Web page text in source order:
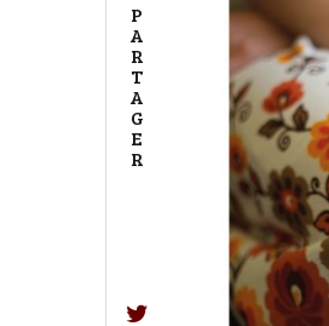
P
A
R
T
A
G
E
R